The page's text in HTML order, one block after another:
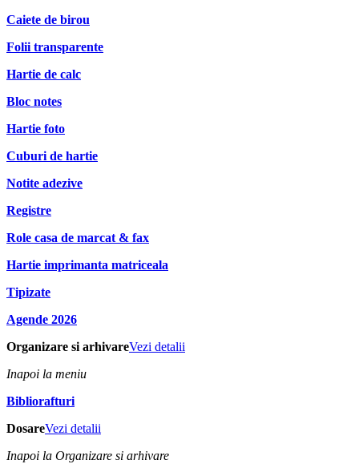
Caiete de birou
Folii transparente
Hartie de calc
Bloc notes
Hartie foto
Cuburi de hartie
Notite adezive
Registre
Role casa de marcat & fax
Hartie imprimanta matriceala
Tipizate
Agende 2026
Organizare si arhivareVezi detalii
Inapoi la meniu
Bibliorafturi
DosareVezi detalii
Inapoi la Organizare si arhivare